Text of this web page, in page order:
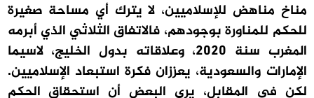
مناخ مناهض للإسلاميين، لا يترك أي مساحة صغيرة
للحكم للمناورة بوجودهم، فالاتفاق الثلاثي الذي أبرمه
المغرب سنة 2020، وعلاقاته بدول الخليج، لاسيما
الإمارات والسعودية، يعززان فكرة استبعاد الإسلاميين.
لكن في المقابل، يرى البعض أن استحقاق الحكم